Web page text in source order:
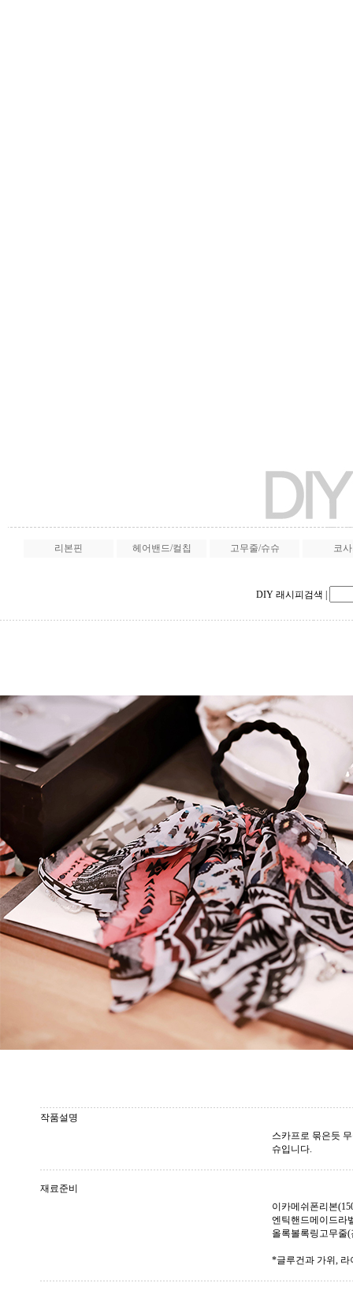
리본핀 헤어밴드/컬칩 고무줄/슈슈 코
DIY 래시피검색
작품설명
스카프로 묶은듯
슈입니다.
재료준비
이카메쉬폰리본
엔틱핸드메이드라
올록볼록링고무줄(
*글루건과 가위, 라